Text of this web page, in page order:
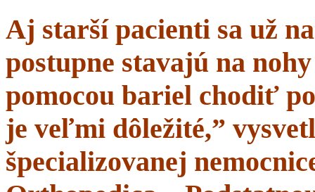
Aj starší pacienti sa už
postupne stavajú na
pomocou bariel chodiť
je veľmi dôležité,”
špecializovanej